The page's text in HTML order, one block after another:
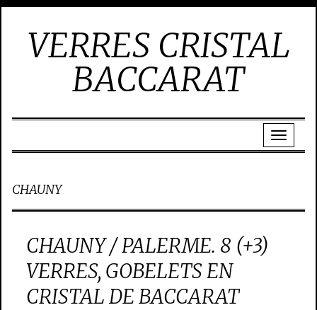
VERRES CRISTAL
BACCARAT
CHAUNY
CHAUNY / PALERME. 8 (+3)
VERRES, GOBELETS EN
CRISTAL DE BACCARAT